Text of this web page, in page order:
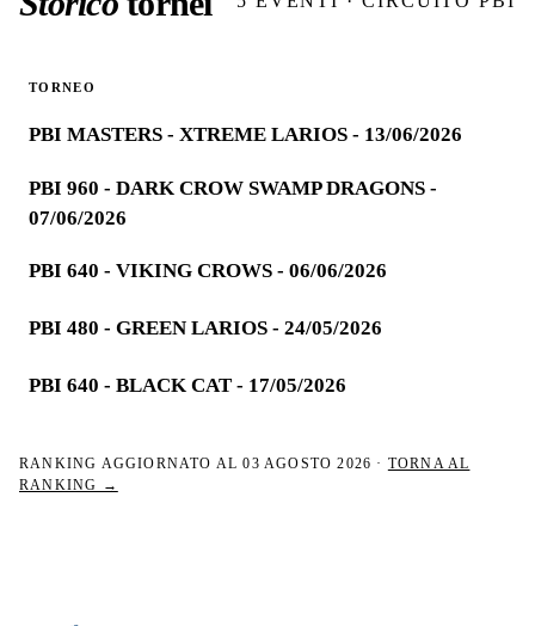
TORNEO
PBI MASTERS - XTREME LARIOS - 13/06/2026
PBI 960 - DARK CROW SWAMP DRAGONS -
07/06/2026
PBI 640 - VIKING CROWS - 06/06/2026
PBI 480 - GREEN LARIOS - 24/05/2026
PBI 640 - BLACK CAT - 17/05/2026
RANKING AGGIORNATO AL03 AGOSTO 2026 · TORNA AL
RANKING →